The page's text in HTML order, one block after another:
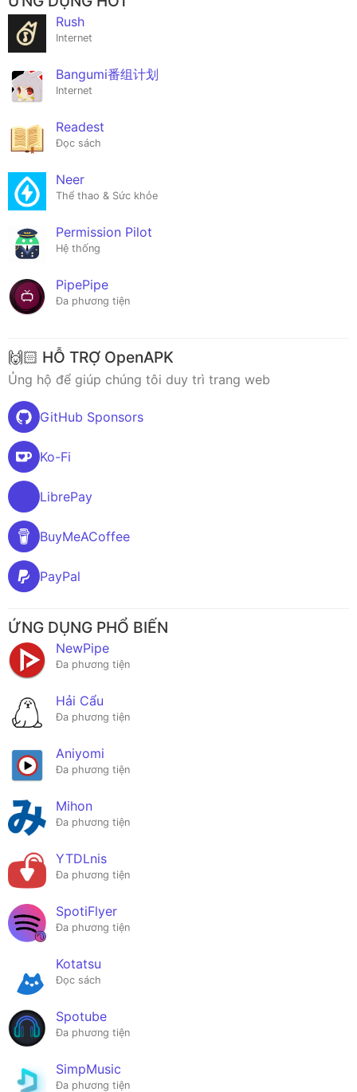
Rush
Internet
Bangumi番组计划
Internet
Readest
Đọc sách
Neer
Thể thao & Sức khỏe
Permission Pilot
Hệ thống
PipePipe
Đa phương tiện
🙌🏻 HỖ TRỢ OpenAPK
Ủng hộ để giúp chúng tôi duy trì trang web
GitHub Sponsors
Ko-Fi
LibrePay
BuyMeACoffee
PayPal
ỨNG DỤNG PHỔ BIẾN
NewPipe
Đa phương tiện
Hải Cẩu
Đa phương tiện
Aniyomi
Đa phương tiện
Mihon
Đa phương tiện
YTDLnis
Đa phương tiện
SpotiFlyer
Đa phương tiện
Kotatsu
Đọc sách
Spotube
Đa phương tiện
SimpMusic
Đa phương tiện